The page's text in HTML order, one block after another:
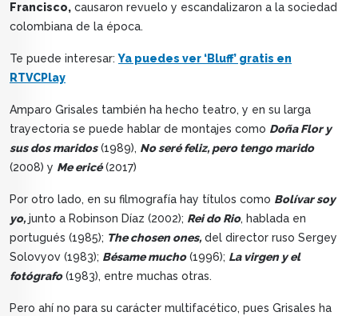
Francisco, causaron revuelo y escandalizaron a la sociedad
colombiana de la época.
Te puede interesar:Ya puedes ver ‘Bluff’ gratis en
RTVCPlay
Amparo Grisales también ha hecho teatro, y en su larga
trayectoria se puede hablar de montajes como Doña Flor y
sus dos maridos(1989), No seré feliz, pero tengo marido
(2008) y Me ericé(2017)
Por otro lado, en su filmografía hay títulos como Bolívar soy
yo, junto a Robinson Díaz (2002); Rei do Rio, hablada en
portugués (1985); The chosen ones, del director ruso Sergey
Solovyov (1983); Bésame mucho(1996); La virgen y el
fotógrafo(1983), entre muchas otras.
Pero ahí no para su carácter multifacético, pues Grisales ha